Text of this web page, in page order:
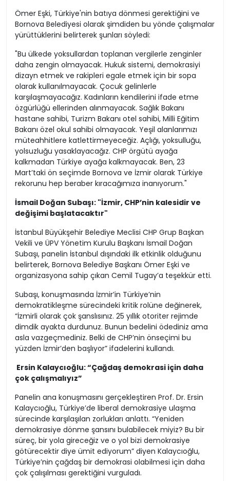
Ömer Eşki, Türkiye'nin batıya dönmesi gerektiğini ve
Bornova Belediyesi olarak şimdiden bu yönde çalışmalar
yürüttüklerini belirterek şunları söyledi:
"Bu ülkede yoksullardan toplanan vergilerle zenginler
daha zengin olmayacak. Hukuk sistemi, demokrasiyi
dizayn etmek ve rakipleri egale etmek için bir sopa
olarak kullanılmayacak. Çocuk gelinlerle
karşılaşmayacağız. Kadınların kendilerini ifade etme
özgürlüğü ellerinden alınmayacak. Sağlık Bakanı
hastane sahibi, Turizm Bakanı otel sahibi, Milli Eğitim
Bakanı özel okul sahibi olmayacak. Yeşil alanlarımızı
müteahhitlere katlettirmeyeceğiz. Açlığı, yoksulluğu,
yolsuzluğu yasaklayacağız. CHP örgütü ayağa
kalkmadan Türkiye ayağa kalkmayacak. Ben, 23
Mart’taki ön seçimde Bornova ve İzmir olarak Türkiye
rekorunu hep beraber kıracağımıza inanıyorum."
İsmail Doğan Subaşı: "İzmir, CHP’nin kalesidir ve
değişimi başlatacaktır"
İstanbul Büyükşehir Belediye Meclisi CHP Grup Başkan
Vekili ve ÜPV Yönetim Kurulu Başkanı İsmail Doğan
Subaşı, panelin İstanbul dışındaki ilk etkinlik olduğunu
belirterek, Bornova Belediye Başkanı Ömer Eşki ve
organizasyona sahip çıkan Cemil Tugay’a teşekkür etti.
Subaşı, konuşmasında İzmir’in Türkiye’nin
demokratikleşme sürecindeki kritik rolüne değinerek,
“İzmirli olarak çok şanslısınız. 25 yıllık otoriter rejimde
dimdik ayakta durdunuz. Bunun bedelini ödediniz ama
asla vazgeçmediniz. Belki de CHP’nin önseçimi bu
yüzden İzmir’den başlıyor” ifadelerini kullandı.
Ersin Kalaycıoğlu: “Çağdaş demokrasi için daha
çok çalışmalıyız”
Panelin ana konuşmasını gerçekleştiren Prof. Dr. Ersin
Kalaycıoğlu, Türkiye’de liberal demokrasiye ulaşma
sürecinde karşılaşılan zorlukları anlattı. “Yeniden
demokrasiye dönme şansını bulabilecek miyiz? Bu bir
süreç, bir yola gireceğiz ve o yol bizi demokrasiye
götürecektir diye ümit ediyorum” diyen Kalaycıoğlu,
Türkiye’nin çağdaş bir demokrasi olabilmesi için daha
çok çalışılması gerektiğini vurguladı.